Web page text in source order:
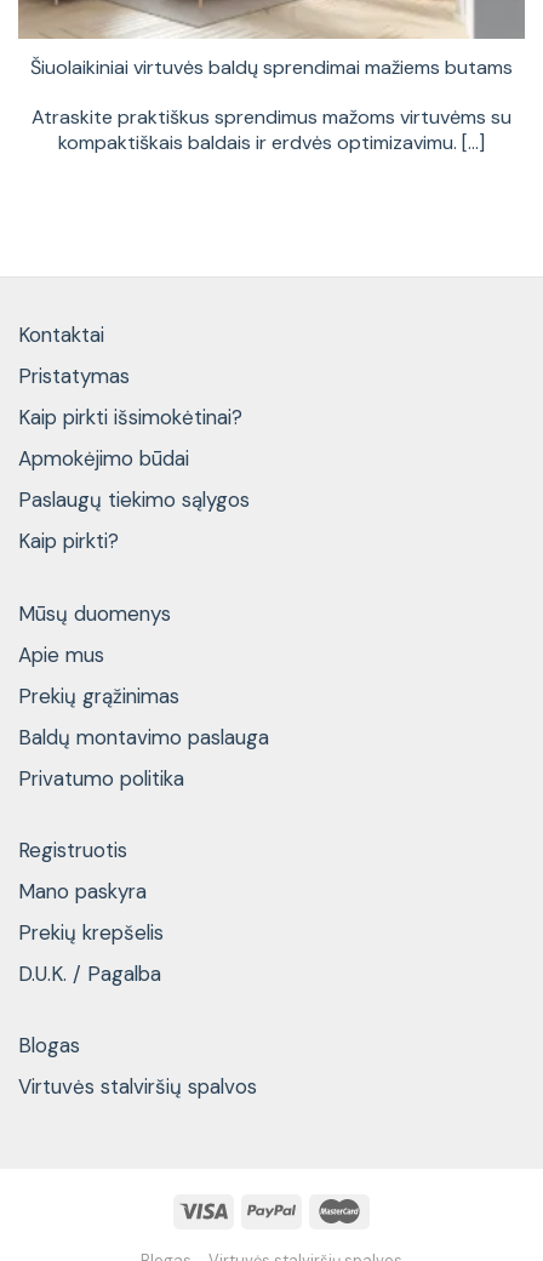
Šiuolaikiniai virtuvės baldų sprendimai mažiems butams
Atraskite praktiškus sprendimus mažoms virtuvėms su
kompaktiškais baldais ir erdvės optimizavimu. [...]
Kontaktai
Pristatymas
Kaip pirkti išsimokėtinai?
Apmokėjimo būdai
Paslaugų tiekimo sąlygos
Kaip pirkti?
Mūsų duomenys
Apie mus
Prekių grąžinimas
Baldų montavimo paslauga
Privatumo politika
Registruotis
Mano paskyra
Prekių krepšelis
D.U.K. / Pagalba
Blogas
Virtuvės stalviršių spalvos